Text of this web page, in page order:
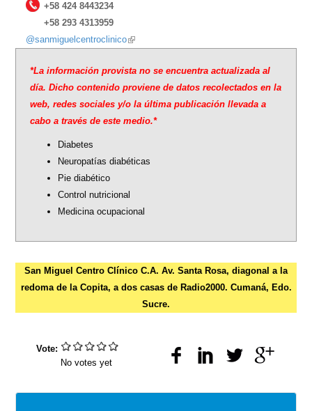
+58 424 8443234
+58 293 4313959
@sanmiguelcentroclinico(link
external)
*La información provista no se encuentra actualizada al
día. Dicho contenido proviene de datos recolectados en la
web, redes sociales y/o la última publicación llevada a
cabo a través de este medio.*
Diabetes
Neuropatías diabéticas
Pie diabético
Control nutricional
Medicina ocupacional
San Miguel Centro Clínico C.A. Av. Santa Rosa, diagonal a la
redoma de la Copita, a dos casas de Radio2000. Cumaná, Edo.
Sucre.
Vote:
No votes yet